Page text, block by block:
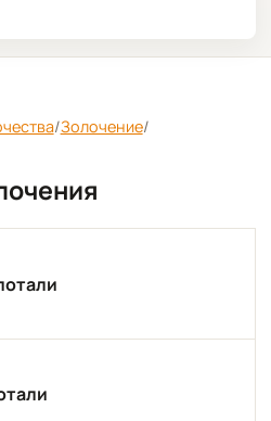
/Золочение/